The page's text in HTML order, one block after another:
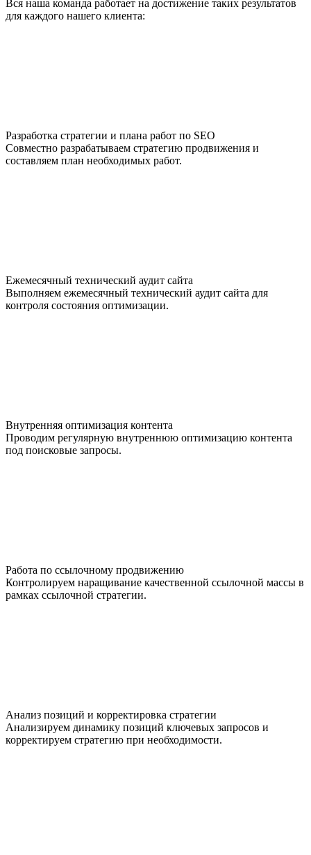
Вся наша команда работает на достижение таких результатов
для каждого нашего клиента:
Разработка стратегии и плана работ по SEO
Совместно разрабатываем стратегию продвижения и
составляем план необходимых работ.
Ежемесячный технический аудит сайта
Выполняем ежемесячный технический аудит сайта для
контроля состояния оптимизации.
Внутренняя оптимизация контента
Проводим регулярную внутреннюю оптимизацию контента
под поисковые запросы.
Работа по ссылочному продвижению
Контролируем наращивание качественной ссылочной массы в
рамках ссылочной стратегии.
Анализ позиций и корректировка стратегии
Анализируем динамику позиций ключевых запросов и
корректируем стратегию при необходимости.